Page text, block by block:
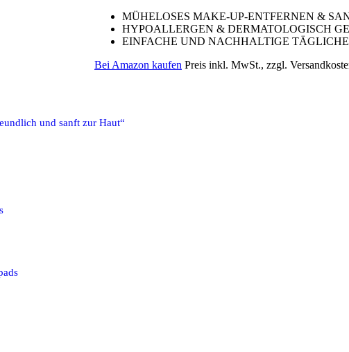
MÜHELOSES MAKE-UP-ENTFERNEN &
HYPOALLERGEN & DERMATOLOGISCH
EINFACHE UND NACHHALTIGE TÄGLICHE
Bei Amazon kaufen Preis inkl. MwSt., zzgl.
und sanft zur Haut“